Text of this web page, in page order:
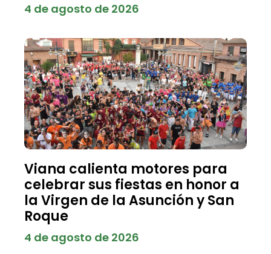
4 de agosto de 2026
Viana calienta motores para
celebrar sus fiestas en honor a
la Virgen de la Asunción y San
Roque
4 de agosto de 2026